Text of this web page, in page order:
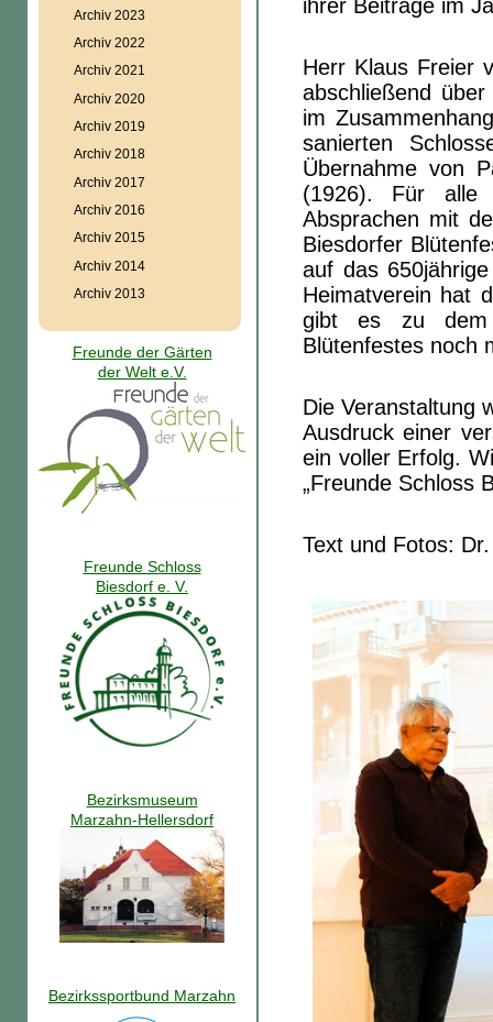
ihrer Beiträge im
Herr Klaus Freier
abschließend
im
sanierten
Übernahme von
(1926). Für alle
Absprachen mit
Biesdorfer
auf das
Heimatverein hat
gibt es zu dem
Blütenfestes noch
Die Veranstaltung
Ausdruck einer
ein voller Erfolg.
„Freunde Schloss
Text und Fotos:
Archiv 2023
Archiv 2022
Archiv 2021
Archiv 2020
Archiv 2019
Archiv 2018
Archiv 2017
Archiv 2016
Archiv 2015
Archiv 2014
Archiv 2013
Freunde der Gärten
der Welt e.V.
Freunde Schloss
Biesdorf e. V.
Bezirksmuseum
Marzahn-Hellersdorf
Bezirkssportbund Marzahn